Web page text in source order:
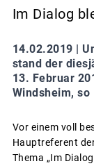
Im Dialog
14.02.2019 |
stand der
13. Februar
Windsheim,
Vor einem voll
Hauptreferent
Thema „Im